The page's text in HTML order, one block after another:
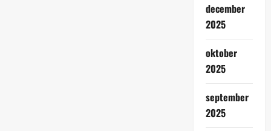
december
2025
oktober
2025
september
2025